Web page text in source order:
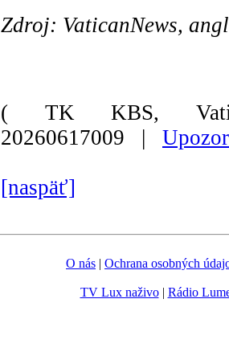
Zdroj: VaticanNews,
( TK KBS,
20260617009 |
[naspäť]
O nás | Ochrana osobných
TV Lux naživo| Rádio